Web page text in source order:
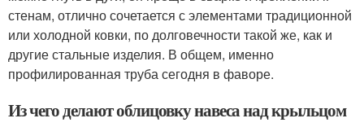
стенам, отлично сочетается с элементами традиционной
или холодной ковки, по долговечности такой же, как и
другие стальные изделия. В общем, именно
профилированная труба сегодня в фаворе.
Из чего делают облицовку навеса над крыльцом